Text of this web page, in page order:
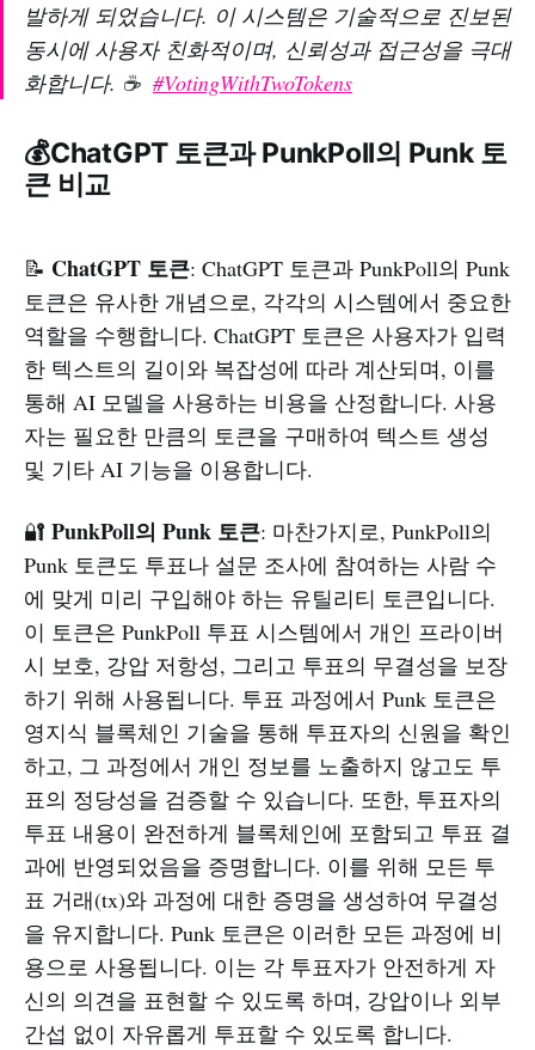
발하게 되었습니다. 이 시스템은 기술적으로 진보된
동시에 사용자 친화적이며, 신뢰성과 접근성을 극대
화합니다. ☕ #VotingWithTwoTokens
💰ChatGPT 토큰과 PunkPoll의 Punk 토
큰 비교
📝 ChatGPT 토큰: ChatGPT 토큰과 PunkPoll의 Punk
토큰은 유사한 개념으로, 각각의 시스템에서 중요한
역할을 수행합니다. ChatGPT 토큰은 사용자가 입력
한 텍스트의 길이와 복잡성에 따라 계산되며, 이를
통해 AI 모델을 사용하는 비용을 산정합니다. 사용
자는 필요한 만큼의 토큰을 구매하여 텍스트 생성
및 기타 AI 기능을 이용합니다.
🔐 PunkPoll의 Punk 토큰: 마찬가지로, PunkPoll의
Punk 토큰도 투표나 설문 조사에 참여하는 사람 수
에 맞게 미리 구입해야 하는 유틸리티 토큰입니다.
이 토큰은 PunkPoll 투표 시스템에서 개인 프라이버
시 보호, 강압 저항성, 그리고 투표의 무결성을 보장
하기 위해 사용됩니다. 투표 과정에서 Punk 토큰은
영지식 블록체인 기술을 통해 투표자의 신원을 확인
하고, 그 과정에서 개인 정보를 노출하지 않고도 투
표의 정당성을 검증할 수 있습니다. 또한, 투표자의
투표 내용이 완전하게 블록체인에 포함되고 투표 결
과에 반영되었음을 증명합니다. 이를 위해 모든 투
표 거래(tx)와 과정에 대한 증명을 생성하여 무결성
을 유지합니다. Punk 토큰은 이러한 모든 과정에 비
용으로 사용됩니다. 이는 각 투표자가 안전하게 자
신의 의견을 표현할 수 있도록 하며, 강압이나 외부
간섭 없이 자유롭게 투표할 수 있도록 합니다.